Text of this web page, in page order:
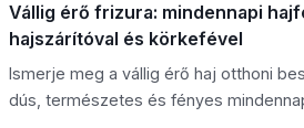
Vállig érő frizura: mindennapi
hajszárítóval és körkefével
Ismerje meg a vállig érő haj otthoni
dús, természetes és fényes